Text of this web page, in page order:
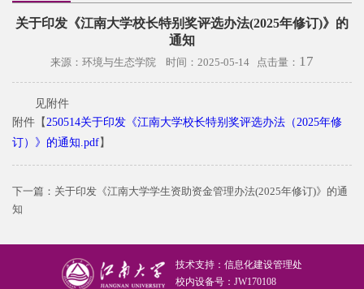
关于印发《江南大学校长特别奖评选办法(2025年修订)》的
通知
来源：环境与生态学院 时间：2025-05-14 点击量： 17
见附件
附件【 250514关于印发《江南大学校长特别奖评选办法（2025年修
订）》的通知.pdf】
下一篇： 关于印发《江南大学学生资助资金管理办法(2025年修订)》的通
知
技术支持：信息化建设管理处
校内设备号：JW170108